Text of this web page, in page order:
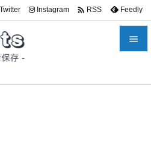

Twitter Instagram  RSS Feedly